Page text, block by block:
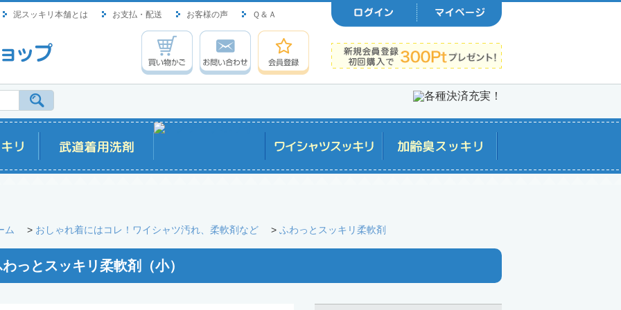
泥スッキリ本舗とは お支払・配送 お客様の声 Ｑ＆Ａ
ム > おしゃれ着にはコレ！ワイシャツ汚れ、柔軟剤など > ふわっとスッキリ柔軟剤
っとスッキリ柔軟剤（小）